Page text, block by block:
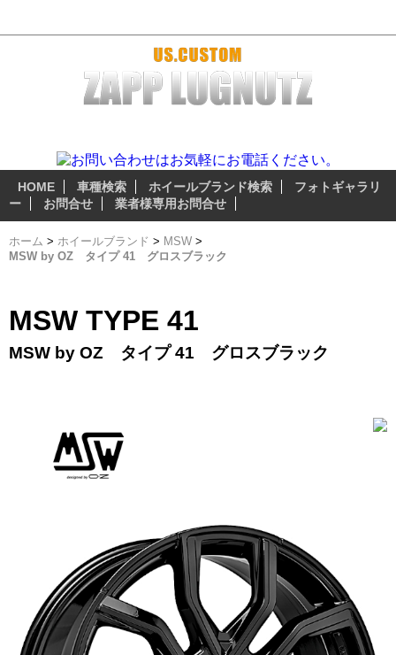
HOME 車種検索 ホイールブランド検索
フォトギャラリ
ー
お問合せ 業者様専用お問合せ
ホーム > ホイールブランド > MSW >
MSW by OZ タイプ 41 グロスブラック
MSW TYPE 41
MSW by OZ タイプ 41 グロスブラック